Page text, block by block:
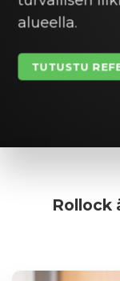
alueella.
TUTUSTU
Rollock